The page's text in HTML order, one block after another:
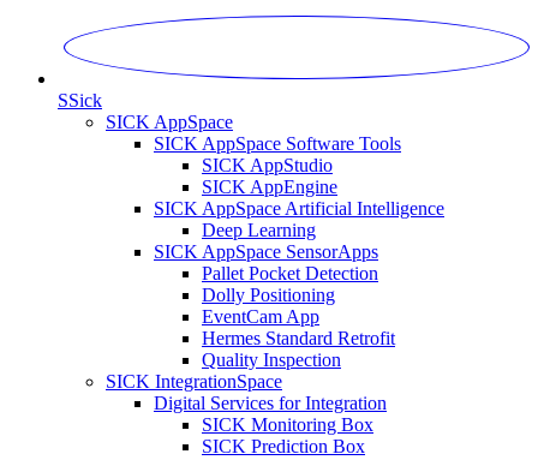
SSick
SICK AppSpace
SICK AppSpace Software Tools
SICK AppStudio
SICK AppEngine
SICK AppSpace Artificial Intelligence
Deep Learning
SICK AppSpace SensorApps
Pallet Pocket Detection
Dolly Positioning
EventCam App
Hermes Standard Retrofit
Quality Inspection
SICK IntegrationSpace
Digital Services for Integration
SICK Monitoring Box
SICK Prediction Box